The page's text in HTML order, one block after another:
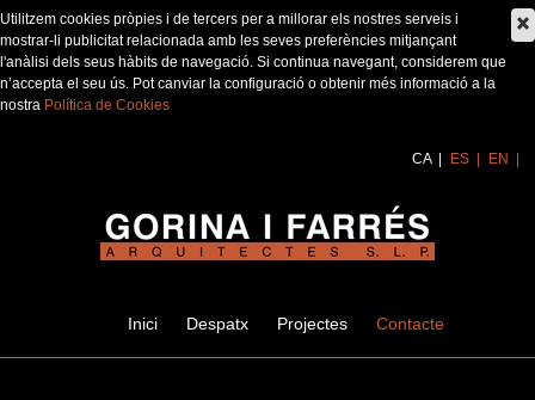
Utilitzem cookies pròpies i de tercers per a millorar els nostres serveis i
mostrar-li publicitat relacionada amb les seves preferències mitjançant
l'anàlisi dels seus hàbits de navegació. Si continua navegant, considerem que
n’accepta el seu ús. Pot canviar la configuració o obtenir més informació a la
nostra Política de Cookies
CA ES EN
Inici Despatx Projectes Contacte